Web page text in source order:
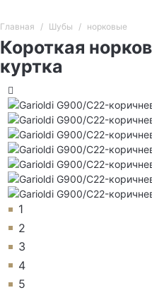
Главная Шубы норковые
Короткая
куртка
1
2
3
4
5